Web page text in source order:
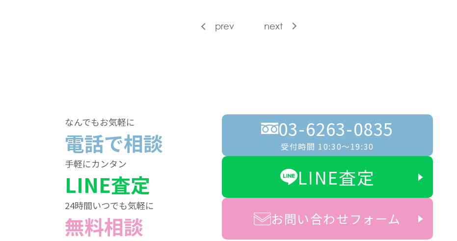
prev next
なんでもお気軽に
電話で相談 03-6263-0835
受付時間 10:30〜19:30
手軽にカンタン
LINE査定 LINE査定
24時間いつでも気軽に
無料相談 お問い合わせフォーム